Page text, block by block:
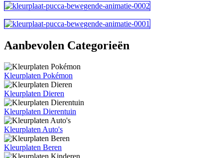
Aanbevolen Categorieën
Kleurplaten Pokémon
Kleurplaten Dieren
Kleurplaten Dierentuin
Kleurplaten Auto's
Kleurplaten Beren